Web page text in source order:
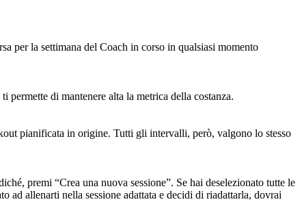
per la settimana del Coach in corso in qualsiasi momento
permette di mantenere alta la metrica della costanza.
pianificata in origine. Tutti gli intervalli, però, valgono lo stesso
premi “Crea una nuova sessione”. Se hai deselezionato tutte le
ad allenarti nella sessione adattata e decidi di riadattarla, dovrai